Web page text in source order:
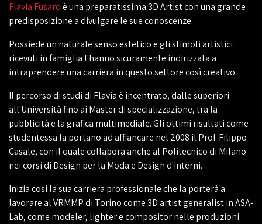
Flavia Fusaroè una preparatissima 3D Artist con una grande
predisposizione a divulgare le sue conoscenze.
Possiede un naturale senso estetico e gli stimoli artistici
ricevuti in famiglia l'hanno sicuramente indirizzata a
intraprendere una carriera in questo settore così creativo.
Il percorso di studi di Flavia è incentrato, dalle superiori
all'Università fino ai Master di specializzazione, tra la
pubblicità e la grafica multimediale. Gli ottimi risultati come
studentessa la portano ad affiancare nel 2008 il Prof. Filippo
Casale, con il quale collabora anche al Politecnico di Milano
nei corsi di Design per la Moda e Design d'Interni.
Inizia cosi la sua carriera professionale che la porterà a
lavorare al VRMMP di Torino come 3D artist generalist in ASA-
Lab, come modeler, lighter e compositor nelle produzioni